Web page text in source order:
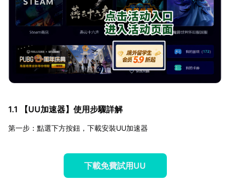
1.1 【UU加速器】使用步驟詳解
第一步：點選下方按鈕，下載安裝UU加速器
下載免費試用UU